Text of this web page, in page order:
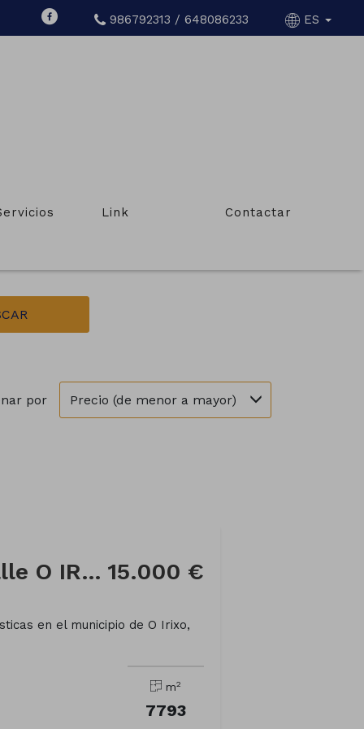
986792313 / 648086233 ES
Link Contactar
Tipo de inmueble
por Precio (de menor a mayor)
Finca rústica en Calle O IRIXO 15.000 €
en el municipio de O Irixo,
m2
7793